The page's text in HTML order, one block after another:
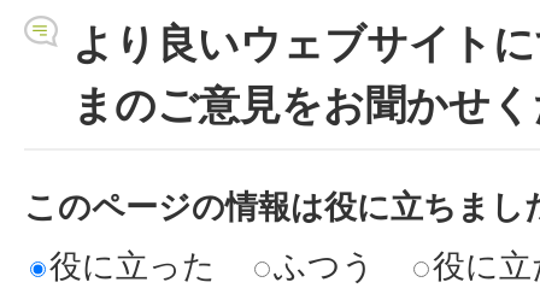
より良いウェブサイト
まのご意見をお聞かせ
このページの情報は役に立ちまし
役に立った
ふつう 役に